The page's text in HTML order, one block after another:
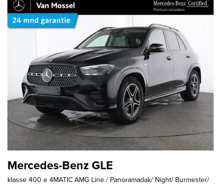
Mercedes-Benz GLE
klasse 400 e 4MATIC AMG Line / Panoramadak/ Night/ Burmester/